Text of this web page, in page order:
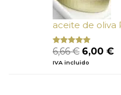
aceite de oliva
Valorado
con
de 5
6,66€ El
precio
6,00 €El
IVA incluido